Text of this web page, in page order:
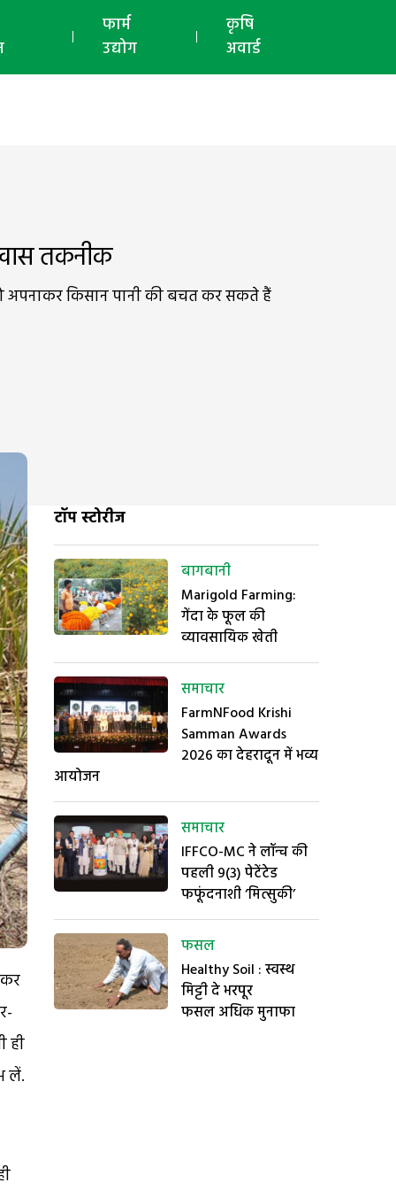
फार्म
उद्योग
कृषि
अवार्ड
तकनीक
अपनाकर किसान पानी की बचत कर सकते हैं
ही
लें.
टॉप स्टोरीज
बागबानी
Marigold Farming:
गेंदा के फूल की
व्यावसायिक खेती
समाचार
FarmNFood Krishi
Samman Awards
2026 का देहरादून में भव्य
आयोजन
समाचार
IFFCO-MC ने लॉन्च की
पहली 9(3) पेटेंटेड
फफूंदनाशी ‘मित्सुकी’
फसल
Healthy Soil : स्वस्थ
मिट्टी दे भरपूर
फसल अधिक मुनाफा